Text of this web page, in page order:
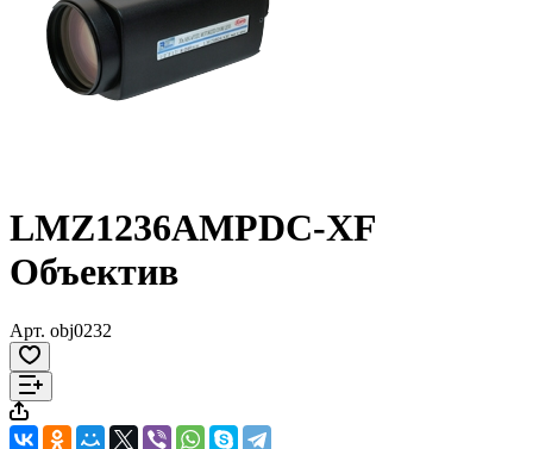
LMZ1236AMPDC-XF
Объектив
Арт. obj0232